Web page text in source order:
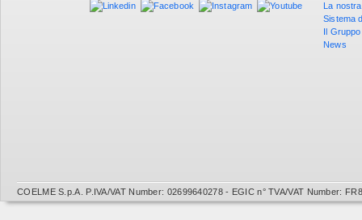
La
Sistema
Il Gruppo
News
COELME S.p.A. P.IVA/VAT Number: 02699640278 - EGIC n° TVA/VAT Number: